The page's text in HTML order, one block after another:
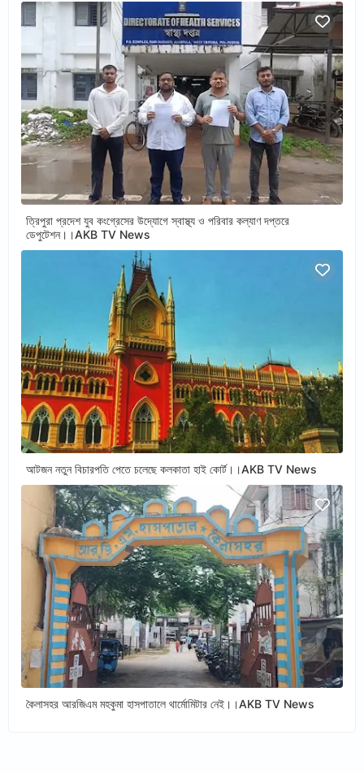
ত্রিপুরা প্রদেশ যুব কংগ্রেসের উদ্যোগে স্বাস্থ্য ও পরিবার কল্যাণ দপ্তরে
ডেপুটেশন।।AKB TV News
আটজন নতুন বিচারপতি পেতে চলেছে কলকাতা হাই কোর্ট।।AKB TV News
কৈলাসহর আরজিএম মহকুমা হাসপাতালে থার্মোমিটার নেই।।AKB TV News